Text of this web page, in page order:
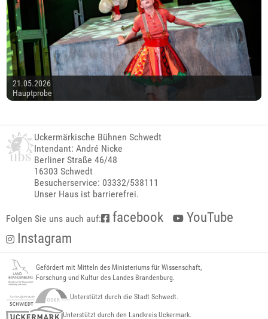
21.05.2026
Hauptprobe
Uckermärkische Bühnen Schwedt
Intendant: André Nicke
Berliner Straße 46/48
16303 Schwedt
Besucherservice: 03332/538111
Unser Haus ist barrierefrei.
Folgen Sie uns auch auf: facebook
YouTube
Instagram
Gefördert mit Mitteln des Ministeriums für Wissenschaft,
Forschung und Kultur des Landes Brandenburg.
Unterstützt durch die Stadt Schwedt.
Unterstützt durch den Landkreis Uckermark.